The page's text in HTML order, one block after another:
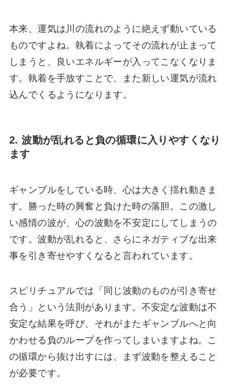
本来、運気は川の流れのように絶えず動いている
ものですよね。執着によってその流れが止まって
しまうと、良いエネルギーが入ってこなくなりま
す。執着を手放すことで、また新しい運気が流れ
込んでくるようになります。
2. 波動が乱れると負の循環に入りやすくなり
ます
ギャンブルをしている時、心は大きく揺れ動きま
す。勝った時の興奮と負けた時の落胆。この激し
い感情の波が、心の波動を不安定にしてしまうの
です。波動が乱れると、さらにネガティブな出来
事を引き寄せやすくなると言われています。
スピリチュアルでは「同じ波動のものが引き寄せ
合う」という法則があります。不安定な波動は不
安定な結果を呼び、それがまたギャンブルへと向
かわせる負のループを作ってしまいますよね。こ
の循環から抜け出すには、まず波動を整えること
が必要です。